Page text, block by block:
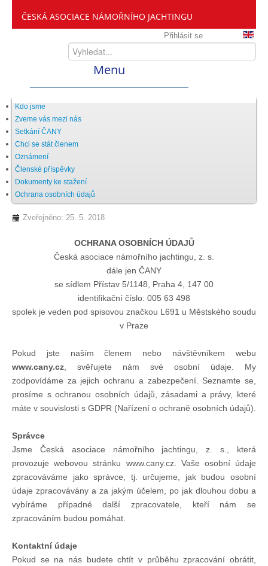
ČESKÁ ASOCIACE NÁMOŘNÍHO JACHTINGU
Přihlásit se
Menu
Home
ČANY
Kdo jsme
Zveme vás mezi nás
Setkání ČANY
Chci se stát členem
Členské příspěvky
Dokumenty ke stažení
Ochrana osobních údajů
Legislativa
Legislativní proces
Doklady osob
Kdo jsme
Zveme vás mezi nás
Setkání ČANY
Chci se stát členem
Oznámení
Členské příspěvky
Dokumenty ke stažení
Ochrana osobních údajů
Zveřejněno: 25. 5. 2018
OCHRANA OSOBNÍCH ÚDAJŮ
Česká asociace námořního jachtingu, z. s.
dále jen ČANY
se sídlem Přístav 5/1148, Praha 4, 147 00
identifikační číslo: 005 63 498
spolek je veden pod spisovou značkou L691 u Městského soudu
v Praze
Pokud jste naším členem nebo návštěvníkem webu
www.cany.cz , svěřujete nám své osobní údaje. My
zodpovídáme za jejich ochranu a zabezpečení. Seznamte se,
prosíme s ochranou osobních údajů, zásadami a právy, které
máte v souvislosti s GDPR (Nařízení o ochraně osobních údajů).
Správce
Jsme Česká asociace námořního jachtingu, z. s., která
provozuje webovou stránku www.cany.cz. Vaše osobní údaje
zpracováváme jako správce, tj. určujeme, jak budou osobní
údaje zpracovávány a za jakým účelem, po jak dlouhou dobu a
vybíráme případné další zpracovatele, kteří nám se
zpracováním budou pomáhat.
Kontaktní údaje
Pokud se na nás budete chtít v průběhu zpracování obrátit,